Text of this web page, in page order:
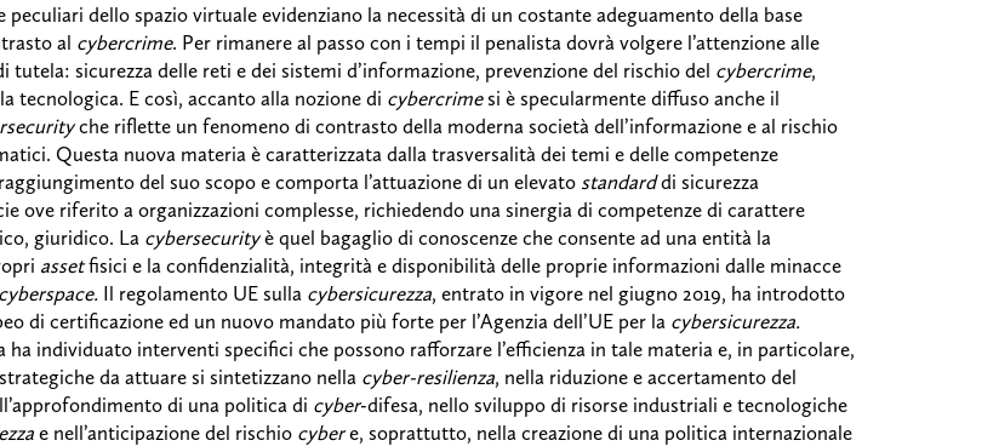
peculiari dello spazio virtuale evidenziano la necessità di un costante adeguamento della base
al cybercrime. Per rimanere al passo con i tempi il penalista dovrà volgere l’attenzione alle
tutela: sicurezza delle reti e dei sistemi d’informazione, prevenzione del rischio del cybercrime,
tecnologica. E così, accanto alla nozione di cybercrimesi è specularmente diffuso anche il
che riflette un fenomeno di contrasto della moderna società dell’informazione e al rischio
Questa nuova materia è caratterizzata dalla trasversalità dei temi e delle competenze
del suo scopo e comporta l’attuazione di un elevato standarddi sicurezza
ove riferito a organizzazioni complesse, richiedendo una sinergia di competenze di carattere
giuridico. La cybersecurityè quel bagaglio di conoscenze che consente ad una entità la
assetfisici e la confidenzialità, integrità e disponibilità delle proprie informazioni dalle minacce
cyberspace. Il regolamento UE sulla cybersicurezza, entrato in vigore nel giugno 2019, ha introdotto
di certificazione ed un nuovo mandato più forte per l’Agenzia dell’UE per la cybersicurezza.
ha individuato interventi specifici che possono rafforzare l’efficienza in tale materia e, in particolare,
da attuare si sintetizzano nella cyber-resilienza, nella riduzione e accertamento del
di una politica di cyber-difesa, nello sviluppo di risorse industriali e tecnologiche
e nell’anticipazione del rischio cybere, soprattutto, nella creazione di una politica internazionale